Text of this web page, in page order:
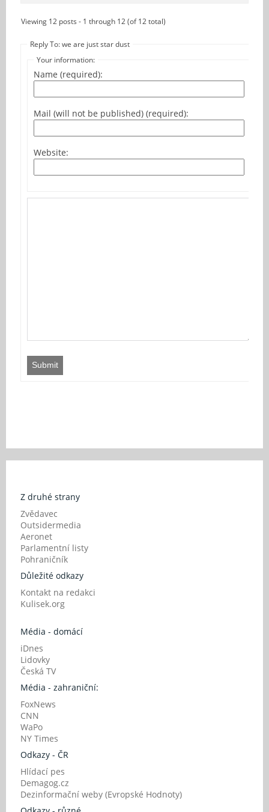
Viewing 12 posts - 1 through 12 (of 12 total)
Reply To: we are just star dust
Your information:
Name (required):
Mail (will not be published) (required):
Website:
Submit
Z druhé strany
Zvědavec
Outsidermedia
Aeronet
Parlamentní listy
Pohraničník
Důležité odkazy
Kontakt na redakci
Kulisek.org
Média - domácí
iDnes
Lidovky
Česká TV
Média - zahraniční:
FoxNews
CNN
WaPo
NY Times
Odkazy - ČR
Hlídací pes
Demagog.cz
Dezinformační weby (Evropské Hodnoty)